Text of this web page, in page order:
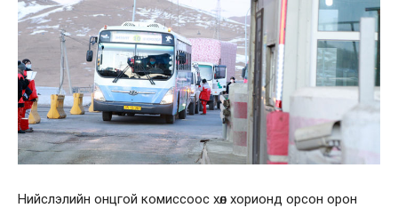
Нийслэлийн онцгой комиссоос хөл хорионд орсон орон